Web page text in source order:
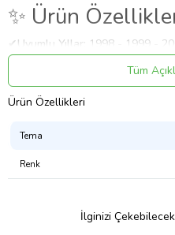
✨ Ürün
✔Uyumlu Yıllar: 1998 - 1999 -
2005 modelleriyle tam
Aracınızın modeli 1998 (ve
koduna (Makyajlı Kasa) göre
✔Malzeme:Dayanıklı ve uzun
Uygulama
gerektirebilir.
3 Serisi E46 Coupe 1998-2005
Tüm
Ürün Özellikleri
Tema
Renk
İlginizi